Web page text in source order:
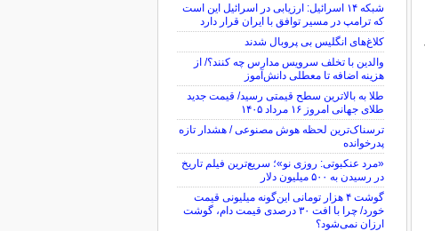
شبکه ۱۴ اسرائیل: ارزیابی در اسرائیل این است
که ترامپ در مسیر توافق با ایران قرار دارد
کلاغ‌های انگلیس بی پروبال شدند
والدین با تخلف سرویس مدارس چه کنند؟/ از
هزینه اضافه تا معطلی دانش‌آموز
طلا به بالاترین سطح قیمتی رسید/ قیمت جدید
طلای جهانی امروز ۱۶ مرداد ۱۴۰۵
ترسناک‌ترین لحظه هوش مصنوعی / هشدار تازه
پدرخوانده
«مرد عنکبوتی: روزی نو»؛ سریع‌ترین فیلم تاریخ
در رسیدن به ۵۰۰ میلیون دلار
گوشت ۴ هزار تومانی این‌گونه میلیونی قیمت
خورد/ چرا با افت ۳۰ درصدی قیمت دام، گوشت
ارزان نمی‌شود؟